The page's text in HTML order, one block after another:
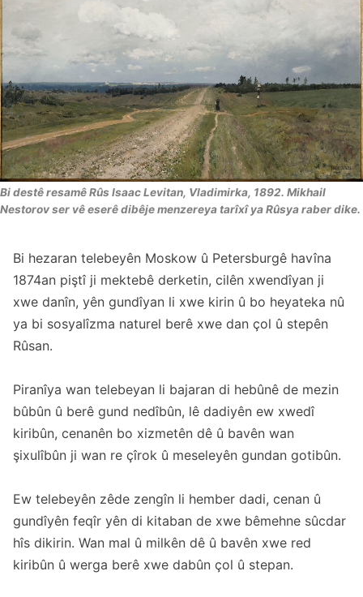
Bi destê resamê Rûs Isaac Levitan, Vladimirka, 1892. Mikhail
Nestorov ser vê eserê dibêje menzereya tarîxî ya Rûsya raber dike.
Bi hezaran telebeyên Moskow û Petersburgê havîna
1874an piştî ji mektebê derketin, cilên xwendîyan ji
xwe danîn, yên gundîyan li xwe kirin û bo heyateka nû
ya bi sosyalîzma naturel berê xwe dan çol û stepên
Rûsan.
Piranîya wan telebeyan li bajaran di hebûnê de mezin
bûbûn û berê gund nedîbûn, lê dadiyên ew xwedî
kiribûn, cenanên bo xizmetên dê û bavên wan
şixulîbûn ji wan re çîrok û meseleyên gundan gotibûn.
Ew telebeyên zêde zengîn li hember dadi, cenan û
gundîyên feqîr yên di kitaban de xwe bêmehne sûcdar
hîs dikirin. Wan mal û milkên dê û bavên xwe red
kiribûn û werga berê xwe dabûn çol û stepan.